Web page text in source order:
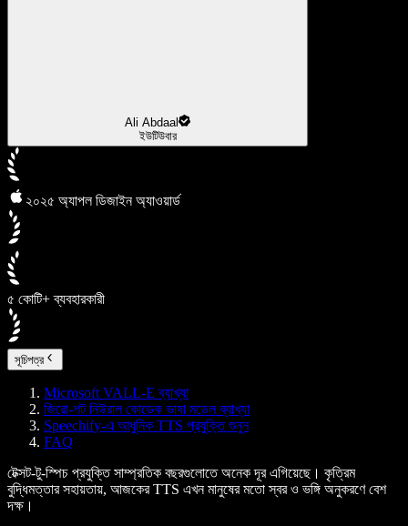
Ali Abdaal
ইউটিউবার
২০২৫ অ্যাপল ডিজাইন অ্যাওয়ার্ড
৫ কোটি+ ব্যবহারকারী
সূচিপত্র
Microsoft VALL-E ব্যাখ্যা
জিরো-শট নিউরাল কোডেক ভাষা মডেল ব্যাখ্যা
Speechify-এ আধুনিক TTS প্রযুক্তি শুনুন
FAQ
টেক্সট-টু-স্পিচ প্রযুক্তি সাম্প্রতিক বছরগুলোতে অনেক দূর এগিয়েছে। কৃত্রিম
বুদ্ধিমত্তার সহায়তায়, আজকের TTS এখন মানুষের মতো স্বর ও ভঙ্গি অনুকরণে বেশ
দক্ষ।